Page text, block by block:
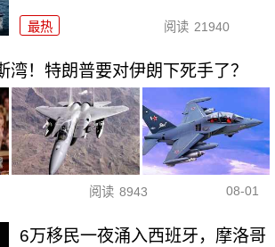
最热 阅读 21940
湾！特朗普要对伊朗下死手了？
阅读 8943 08-01
6万移民一夜涌入西班牙，摩洛哥